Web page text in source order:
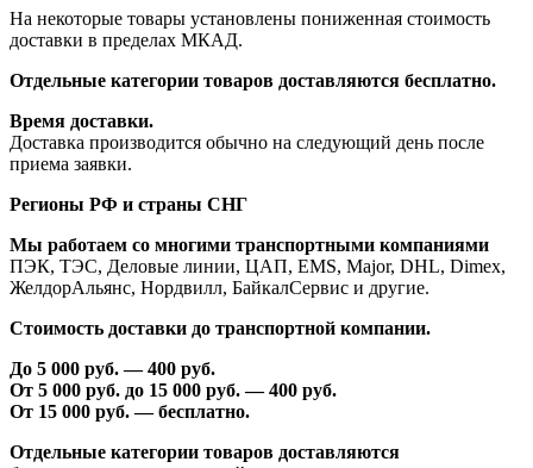
На некоторые товары установлены пониженная стоимость
доставки в пределах МКАД.
Отдельные категории товаров доставляются бесплатно.
Время доставки.
Доставка производится обычно на следующий день после
приема заявки.
Регионы РФ и страны СНГ
Мы работаем со многими транспортными компаниями
ПЭК, ТЭС, Деловые линии, ЦАП, EMS, Major, DHL, Dimex,
ЖелдорАльянс, Нордвилл, БайкалСервис и другие.
Стоимость доставки до транспортной компании.
До 5 000 руб. —400 руб.
От 5 000 руб. до 15 000 руб. —400 руб.
От 15 000 руб. — бесплатно.
Отдельные категории товаров доставляются